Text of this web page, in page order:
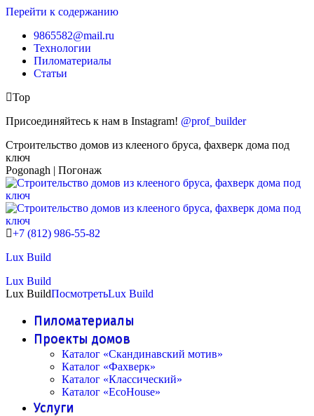
Перейти к содержанию
9865582@mail.ru
Технологии
Пиломатериалы
Статьи
Top
Присоединяйтесь к нам в Instagram! @prof_builder
Строительство домов из клееного бруса, фахверк дома под
ключ
Pogonagh | Погонаж
+7 (812) 986-55-82
Lux Build
Lux Build
Lux BuildПосмотретьLux Build
Пиломатериалы
Проекты домов
Каталог «Скандинавский мотив»
Каталог «Фахверк»
Каталог «Классический»
Каталог «EcoHouse»
Услуги